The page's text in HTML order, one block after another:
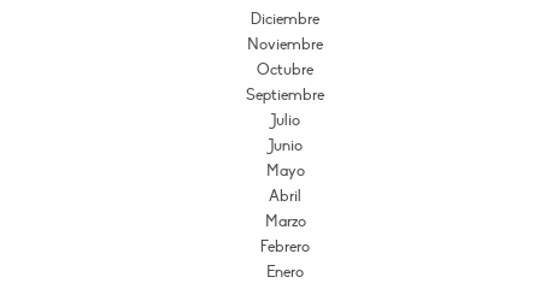
Diciembre
Noviembre
Octubre
Septiembre
Julio
Junio
Mayo
Abril
Marzo
Febrero
Enero